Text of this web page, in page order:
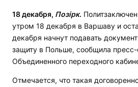
18 декабря, Позірк.
утром 18 декабря в Варшаву и
декабря начнут подавать
защиту в Польше, сообщила
Объединенного переходного
Отмечается, что такая